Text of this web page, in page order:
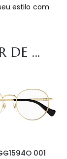
estilo com
DE ...
001